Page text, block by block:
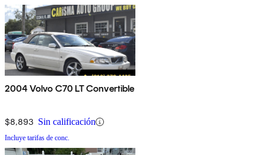
2004 Volvo C70 LT Convertible
$8,893 Sin calificación
Incluye tarifas de conc.